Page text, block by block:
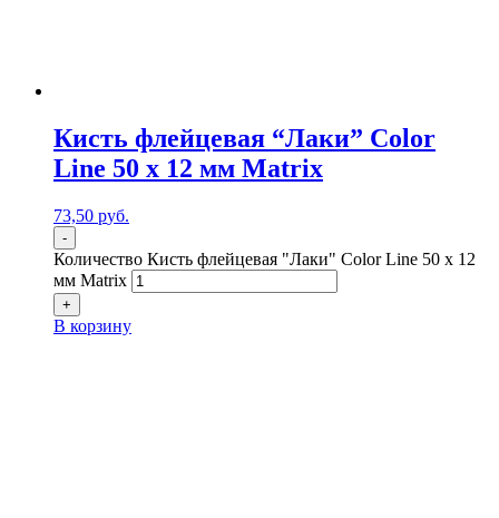
Кисть флейцевая “Лаки” Color
Line 50 х 12 мм Matrix
73,50 руб.
-
Количество Кисть флейцевая "Лаки" Color Line 50 х 12
мм Matrix
+
В корзину